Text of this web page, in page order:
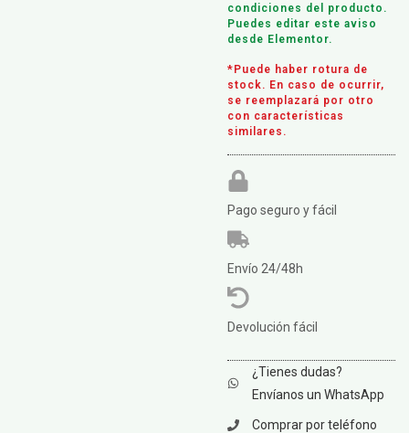
condiciones del producto.
Puedes editar este aviso
desde Elementor.
*Puede haber rotura de
stock. En caso de ocurrir,
se reemplazará por otro
con características
similares.
Pago seguro y fácil
Envío 24/48h
Devolución fácil
¿Tienes dudas?
Envíanos un WhatsApp
Comprar por teléfono